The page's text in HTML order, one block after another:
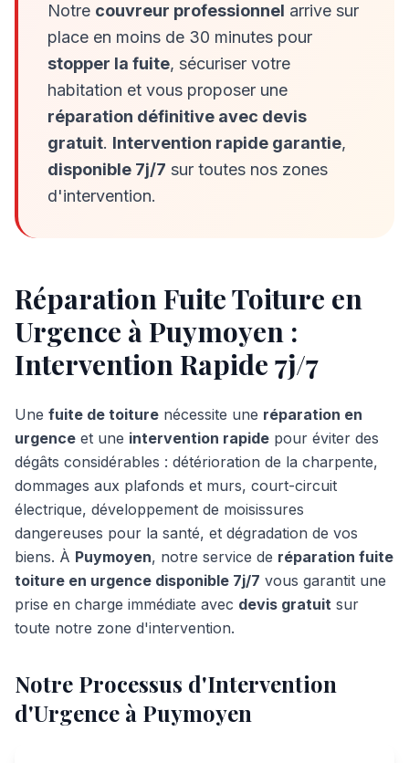
Notre couvreur professionnel arrive sur
place en moins de 30 minutes pour
stopper la fuite, sécuriser votre
habitation et vous proposer une
réparation définitive avec devis
gratuit. Intervention rapide garantie,
disponible 7j/7 sur toutes nos zones
d'intervention.
Réparation Fuite Toiture en
Urgence àPuymoyen :
Intervention Rapide 7j/7
Une fuite de toiture nécessite une réparation en
urgence et une intervention rapide pour éviter des
dégâts considérables : détérioration de la charpente,
dommages aux plafonds et murs, court-circuit
électrique, développement de moisissures
dangereuses pour la santé, et dégradation de vos
biens. À Puymoyen, notre service de réparation fuite
toiture en urgence disponible 7j/7 vous garantit une
prise en charge immédiate avec devis gratuit sur
toute notre zone d'intervention.
Notre Processus d'Intervention
d'Urgence à Puymoyen